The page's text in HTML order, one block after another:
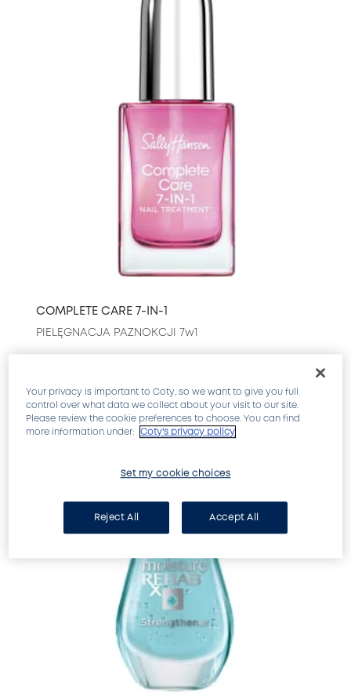
COMPLETE CARE 7-IN-1
PIELĘGNACJA PAZNOKCJI 7w1
Your privacy is important to Coty, so we want to give you full
control over what data we collect about your visit to our site.
Please review the cookie preferences to choose. You can find
more information under: Coty's privacy policy
Set my cookie choices
Reject All Accept All